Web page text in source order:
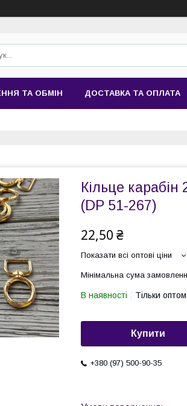
ТА ОБМІН ДОСТАВКА ТА ОПЛАТА
Кільце
(DP 51-267)
22,50 ₴
Показати всі оптові ціни
Мінімальна сума
В наявності Тільки оптом
Купити
+380 (97) 500-90-35